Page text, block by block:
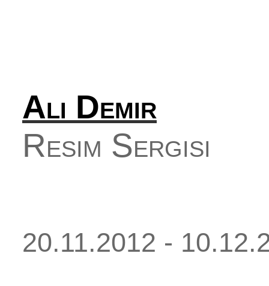
Ali Demir
Resim Sergisi
20.11.2012 -